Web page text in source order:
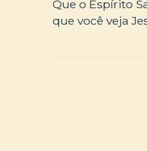
Que o Espírito
que você veja